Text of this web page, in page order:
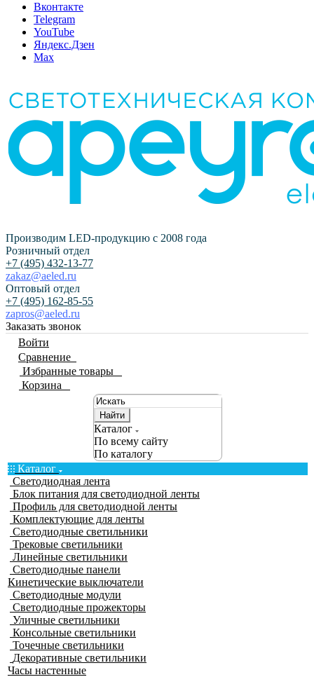
Вконтакте
Telegram
YouTube
Яндекс.Дзен
Max
Производим LED-продукцию с 2008 года
Розничный отдел
+7 (495) 432-13-77
zakaz@aeled.ru
Оптовый отдел
+7 (495) 162-85-55
zapros@aeled.ru
Заказать звонок
Войти
Сравнение
Избранные товары
Корзина
Найти
Каталог
По всему сайту
По каталогу
Каталог
Светодиодная лента
Блок питания для светодиодной ленты
Профиль для светодиодной ленты
Комплектующие для ленты
Светодиодные светильники
Трековые светильники
Линейные светильники
Светодиодные панели
Кинетические выключатели
Светодиодные модули
Светодиодные прожекторы
Уличные светильники
Консольные светильники
Точечные светильники
Декоративные светильники
Часы настенные